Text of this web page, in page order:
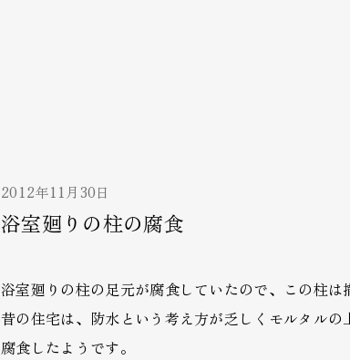
2012年11月30日
浴室廻りの柱の腐食
浴室廻りの柱の足元が腐食していたので、この柱は
昔の住宅は、防水という考え方が乏しくモルタル
腐食したようです。